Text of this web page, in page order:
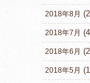
2018年8月
2018年7月
2018年6月
2018年5月